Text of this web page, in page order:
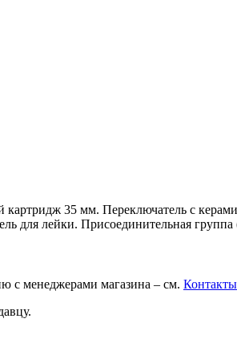
35 мм. Переключатель с
для лейки. Присоединительная
с менеджерами магазина – см. Контакты